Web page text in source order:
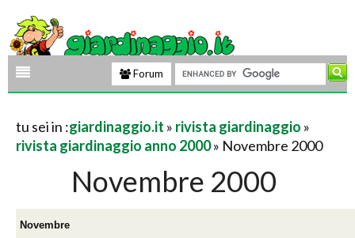
Forum
tu sei in :giardinaggio.it » rivista giardinaggio »
rivista giardinaggio anno 2000» Novembre 2000
Novembre 2000
Novembre